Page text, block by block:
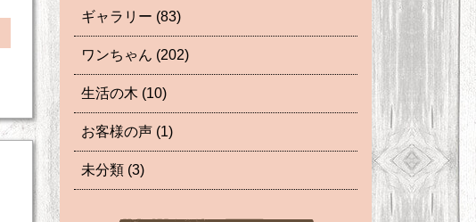
ギャラリー (83)
ワンちゃん (202)
生活の木 (10)
お客様の声 (1)
未分類 (3)